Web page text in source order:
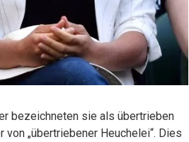
bezeichneten sie als übertrieben
„übertriebener Heuchelei“. Dies